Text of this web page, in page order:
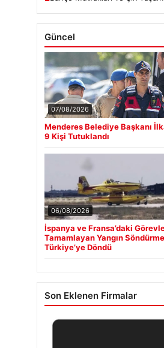
Güncel
07/08/2026
Menderes Belediye Başkanı
9 Kişi Tutuklandı
06/08/2026
İspanya ve Fransa’daki
Tamamlayan Yangın
Türkiye’ye Döndü
Son Eklenen Firmalar